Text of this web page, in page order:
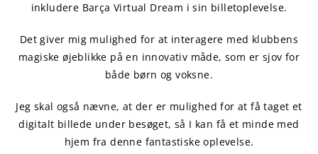
inkludere Barça Virtual Dream i sin billetoplevelse.
Det giver mig mulighed for at interagere med klubbens
magiske øjeblikke på en innovativ måde, som er sjov for
både børn og voksne.
Jeg skal også nævne, at der er mulighed for at få taget et
digitalt billede under besøget, så I kan få et minde med
hjem fra denne fantastiske oplevelse.